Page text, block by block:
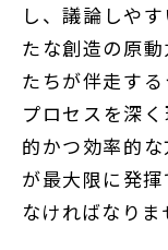
し、議論しや
たな創造の原
たちが伴走す
プロセスを深
的かつ効率的な
が最大限に発
なければなりま